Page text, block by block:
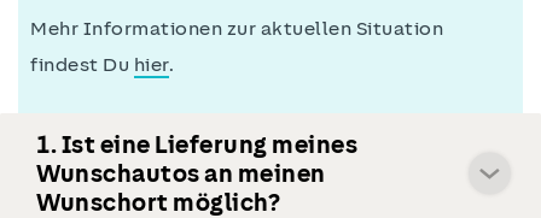
Mehr Informationen zur aktuellen Situation
findest Du hier.
1. Ist eine Lieferung meines
Wunschautos an meinen
Wunschort möglich?